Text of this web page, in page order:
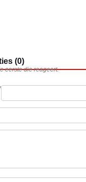
(0)
eerste die reageert.